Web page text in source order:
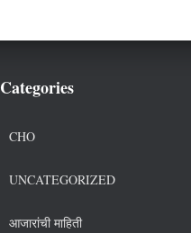
Categories
CHO
UNCATEGORIZED
आजारांची माहिती